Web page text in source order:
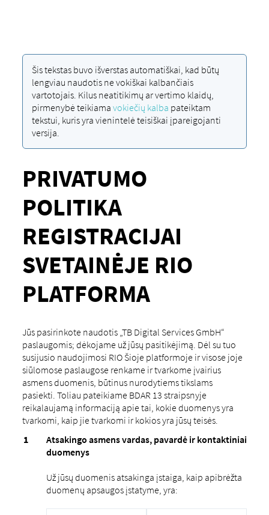
Šis tekstas buvo išverstas automatiškai, kad būtų
lengviau naudotis ne vokiškai kalbančiais
vartotojais. Kilus neatitikimų ar vertimo klaidų,
pirmenybė teikiama vokiečių kalba pateiktam
tekstui, kuris yra vienintelė teisiškai įpareigojanti
versija.
PRIVATUMO
POLITIKA
REGISTRACIJAI
SVETAINĖJE RIO
PLATFORMA
Jūs pasirinkote naudotis „TB Digital Services GmbH“
paslaugomis; dėkojame už jūsų pasitikėjimą. Dėl su tuo
susijusio naudojimosi RIO Šioje platformoje ir visose joje
siūlomose paslaugose renkame ir tvarkome įvairius
asmens duomenis, būtinus nurodytiems tikslams
pasiekti. Toliau pateikiame BDAR 13 straipsnyje
reikalaujamą informaciją apie tai, kokie duomenys yra
tvarkomi, kaip jie tvarkomi ir kokios yra jūsų teisės.
Atsakingo asmens vardas, pavardė ir kontaktiniai
duomenys
Už jūsų duomenis atsakinga įstaiga, kaip apibrėžta
duomenų apsaugos įstatyme, yra: